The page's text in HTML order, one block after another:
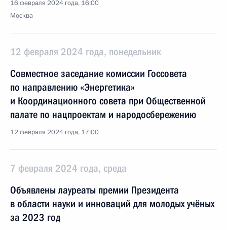
16 февраля 2024 года, 16:00
Москва
12 февраля 2024 года, понедельник
Совместное заседание комиссии Госсовета
по направлению «Энергетика»
и Координационного совета при Общественной
палате по нацпроектам и народосбережению
12 февраля 2024 года, 17:00
7 февраля 2024 года, среда
Объявлены лауреаты премии Президента
в области науки и инноваций для молодых учёных
за 2023 год